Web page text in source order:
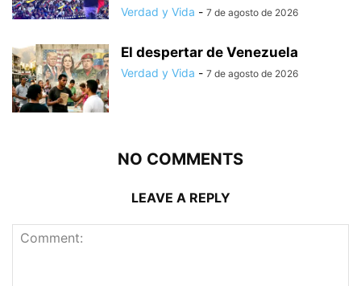
Verdad y Vida - 7 de agosto de 2026
El despertar de Venezuela
Verdad y Vida - 7 de agosto de 2026
NO COMMENTS
LEAVE A REPLY